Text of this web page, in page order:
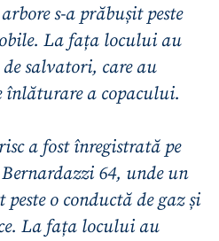
s-a prăbușit peste
La fața locului au
salvatori, care au
înlăturare a copacului.
a fost înregistrată pe
64, unde un
o conductă de gaz și
La fața locului au